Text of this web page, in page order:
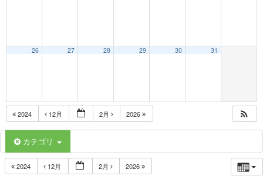
26 27 28 29 30 31
2024 12月 2月 2026
カテゴリ
2024 12月 2月 2026